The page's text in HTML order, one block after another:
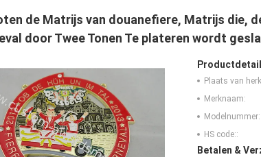
de Matrijs van douanefiere, Matrijs die,
door Twee Tonen Te plateren wordt
Plaats van
Merknaam:
Modelnummer:
HS code::
Betalen &